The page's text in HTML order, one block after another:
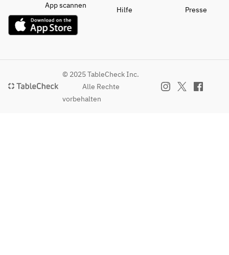
App scannen
Hilfe
Presse
© 2025 TableCheck Inc.
Alle Rechte
vorbehalten